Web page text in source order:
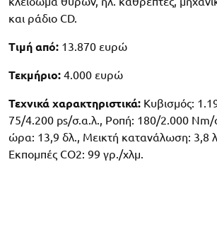
και ράδιο CD.
Τιμή από: 13.870 ευρώ
Τεκμήριο: 4.000 ευρώ
Τεχνικά χαρακτηριστικά: Κυβισμός:
75/4.200 ps/σ.α.λ., Ροπή: 180/2.000 Nm/
ώρα: 13,9 δλ., Μεικτή κατανάλωση: 3,8
Εκπομπές CO2: 99 γρ./χλμ.